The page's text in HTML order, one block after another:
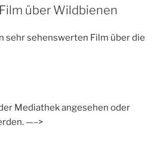
über Wildbienen
sehr sehenswerten Film über die
Mediathek angesehen oder
—–>